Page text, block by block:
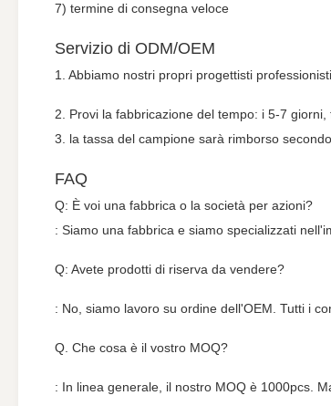
7) termine di consegna veloce
Servizio di ODM/OEM
1. Abbiamo nostri propri progettisti
2. Provi la fabbricazione del tempo: i 5-7 giorni,
3. la tassa del campione sarà rimborso
FAQ
Q: È voi una fabbrica o la società per azioni?
: Siamo una fabbrica e siamo specializzati
Q: Avete prodotti di riserva da vendere?
: No, siamo lavoro su ordine dell'OEM. Tutti i
Q. Che cosa è il vostro MOQ?
: In linea generale, il nostro MOQ è 1000pcs.